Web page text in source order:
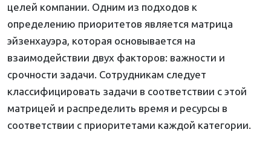
целей компании. Одним из подходов к
определению приоритетов является матрица
эйзенхауэра, которая основывается на
взаимодействии двух факторов: важности и
срочности задачи. Сотрудникам следует
классифицировать задачи в соответствии с этой
матрицей и распределить время и ресурсы в
соответствии с приоритетами каждой категории.